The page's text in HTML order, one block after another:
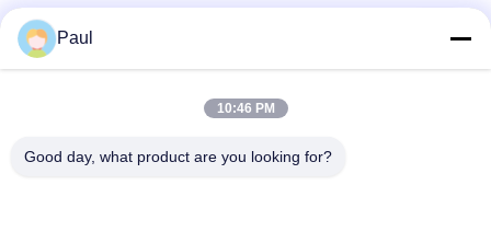
Λαϊκή κατηγορία
Σκληραίνοντας
Paul
10:46 PM
Good day, what product are you looking for?